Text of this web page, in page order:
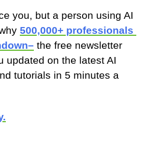
you, but a person using AI
500,000+ professionals
the free newsletter
updated on the latest AI
tutorials in 5 minutes a